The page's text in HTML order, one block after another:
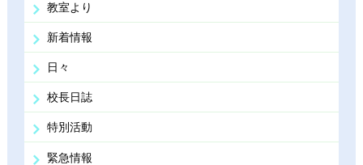
教室より
新着情報
日々
校長日誌
特別活動
緊急情報